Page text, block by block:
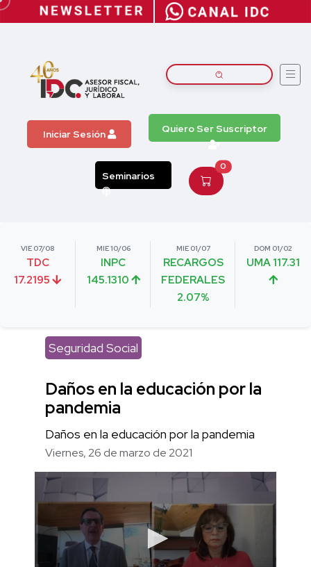
Iniciar Sesión Quiero Ser Suscriptor
Seminarios
0
VIE 07/08
TDC
17.2195
MIE 10/06
INPC
145.1310
MIE 01/07
RECARGOS
FEDERALES
2.07%
DOM 01/02
UMA 117.31
Seguridad Social
Daños en la educación por la
pandemia
Daños en la educación por la pandemia
Viernes, 26 de marzo de 2021